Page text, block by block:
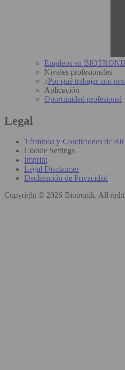
Empleos en
Niveles profesionales
¿Por qué trabajar con
Aplicación
Oportunidad profesional
Legal
Términos y Condiciones de
Cookie Settings
Imprint
Legal Disclaimer
Declaración de Privacidad
Copyright © 2026 Biotronik. All